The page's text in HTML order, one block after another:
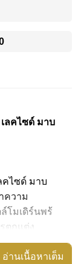
ลคไซด์ มาบ
คไซด์ มาบ
ความ
โมเดิร์นพร้
ตกแต่ง
12.79 ล้าน
มสะดวก
อ่านเนื้อหาเต็ม